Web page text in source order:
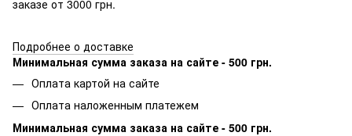
заказе от 3000 грн.
Подробнее о доставке
Минимальная сумма заказа на сайте - 500 грн.
Оплата картой на сайте
Оплата наложенным платежем
Минимальная сумма заказа на сайте - 500 грн.